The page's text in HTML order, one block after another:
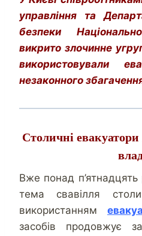
управління та
безпеки
викрито злочинне
використовували
незаконного
Столичні евакуатори
Вже понад
тема свавілля
використанням
засобів продовжує